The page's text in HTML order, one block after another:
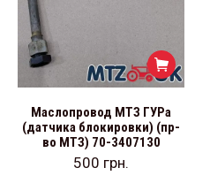
Маслопровод МТЗ ГУРа
(датчика блокировки) (пр-
во МТЗ) 70-3407130
500 грн.